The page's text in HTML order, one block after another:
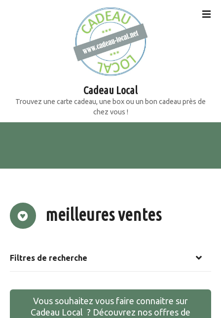
e
Cadeau Local
Trouvez une carte cadeau, une box ou un bon cadeau près de
chez vous !
meilleures ventes
Filtres de recherche
Vous souhaitez vous faire connaitre sur
Cadeau Local ? Découvrez nos offres de